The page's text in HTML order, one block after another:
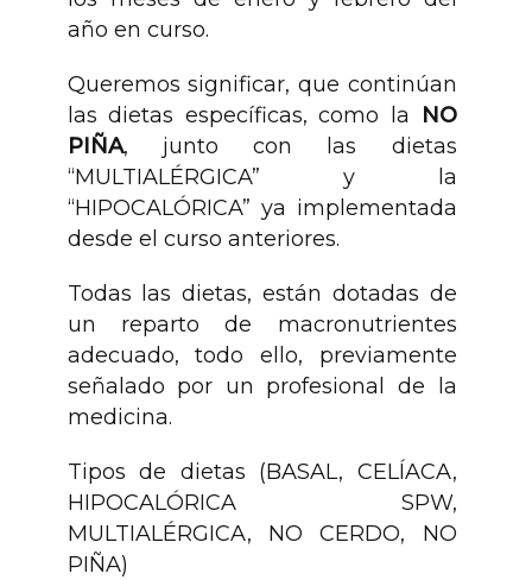
año en curso.
Queremos significar, que continúan
las dietas específicas, como la NO
PIÑA, junto con las dietas
“MULTIALÉRGICA” y la
“HIPOCALÓRICA” ya implementada
desde el curso anteriores.
Todas las dietas, están dotadas de
un reparto de macronutrientes
adecuado, todo ello, previamente
señalado por un profesional de la
medicina.
Tipos de dietas (BASAL, CELÍACA,
HIPOCALÓRICA SPW,
MULTIALÉRGICA, NO CERDO, NO
PIÑA)